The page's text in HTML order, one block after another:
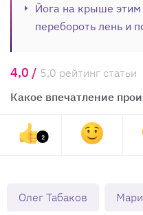
Йога на крыше
перебороть лень и
4,0 / 5,0 рейтинг статьи
Какое впечатление
2
Олег Табаков